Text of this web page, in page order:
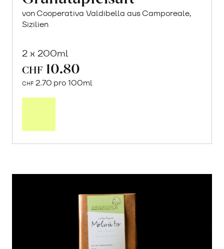
von Cooperativa Valdibella aus Camporeale,
Sizilien
2 x 200ml
CHF 10.80
CHF 2.70 pro 100ml